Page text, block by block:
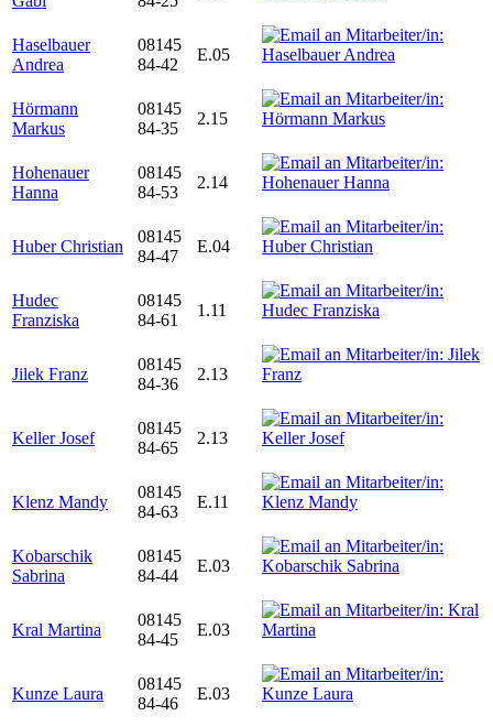
Haselbauer
Andrea
08145
84-42
E.05
Hörmann
Markus
08145
84-35
2.15
Hohenauer
Hanna
08145
84-53
2.14
Huber Christian
08145
84-47
E.04
Hudec
Franziska
08145
84-61
1.11
Jilek Franz
08145
84-36
2.13
Keller Josef
08145
84-65
2.13
Klenz Mandy
08145
84-63
E.11
Kobarschik
Sabrina
08145
84-44
E.03
Kral Martina
08145
84-45
E.03
Kunze Laura
08145
84-46
E.03